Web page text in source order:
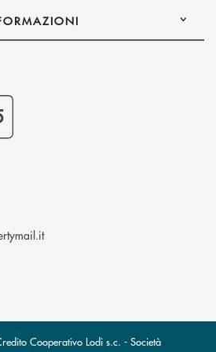
(si apre l’app di posta
l’app di posta elettronica)
Cooperativo Lodi s.c. - Società